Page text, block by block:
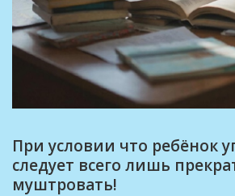
При условии что ребёнок
следует всего лишь
муштровать!